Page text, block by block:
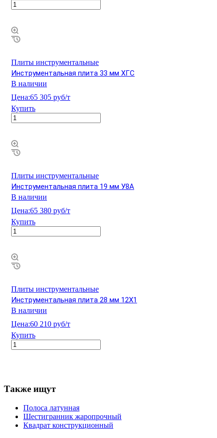
Плиты инструментальные
Инструментальная плита 33 мм ХГС
В наличии
Цена:65 305 руб/т
Купить
Плиты инструментальные
Инструментальная плита 19 мм У8А
В наличии
Цена:65 380 руб/т
Купить
Плиты инструментальные
Инструментальная плита 28 мм 12Х1
В наличии
Цена:60 210 руб/т
Купить
Также ищут
Полоса латунная
Шестигранник жаропрочный
Квадрат конструкционный